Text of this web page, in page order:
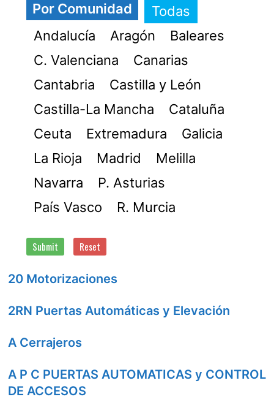
Por Comunidad
Todas
Andalucía
Aragón
Baleares
C. Valenciana
Canarias
Cantabria
Castilla y León
Castilla-La Mancha
Cataluña
Ceuta
Extremadura
Galicia
La Rioja
Madrid
Melilla
Navarra
P. Asturias
País Vasco
R. Murcia
Submit Reset
20 Motorizaciones
2RN Puertas Automáticas y Elevación
A Cerrajeros
A P C PUERTAS AUTOMATICAS y CONTROL
DE ACCESOS